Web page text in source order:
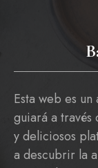
Esta web es
guiará a través
y deliciosos
a descubrir la